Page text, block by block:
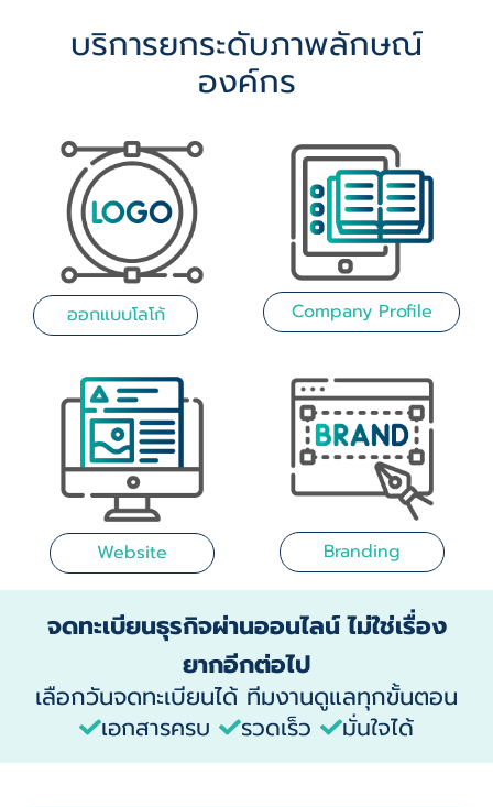
บริการยกระดับภาพลักษณ์
องค์กร
ออกแบบโลโก้ Company Profile
Website Branding
จดทะเบียนธุรกิจผ่านออนไลน์ ไม่ใช่เรื่อง
ยากอีกต่อไป
เลือกวันจดทะเบียนได้ ทีมงานดูแลทุกขั้นตอน
เอกสารครบ รวดเร็ว มั่นใจได้